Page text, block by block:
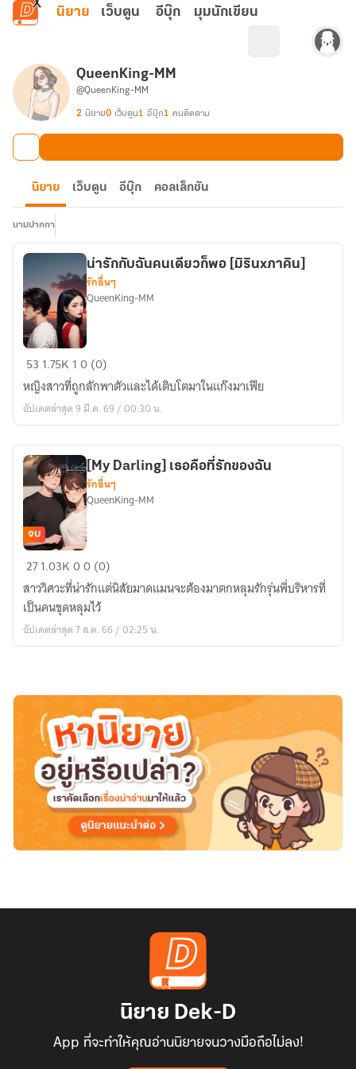
ข้ามไปยังเนื้อหาหลัก
นิยาย เว็บตูน อีบุ๊ก มุมนักเขียน
QueenKing-MM
@QueenKing-MM
2 นิยาย0 เว็บตูน1 อีบุ๊ก1 คนติดตาม
นิยาย เว็บตูน อีบุ๊ก คอลเล็กชัน
นามปากกา
น่า
รัก
กับ
ฉัน
เดียว
ก็พอ
[มิ
รินxภาคิ
น]
น่ารักกับฉันคนเดียวก็พอ [มิรินxภาคิน]
รักอื่นๆ
QueenKing-MM
53 1.75K 10 (0)
หญิงสาวที่ถูกลักพาตัวและได้เติบโตมาในแก๊งมาเฟีย
อัปเดตล่าสุด 9 มี.ค. 69 / 00:30 น.
[My
Darling]
เธอ
คือ
ที่รัก
จบ
[My Darling] เธอคือที่รักของฉัน
รักอื่นๆ
QueenKing-MM
271.03K00 (0)
สาววิศวะที่น่ารักแต่นิสัยมาดแมนจะต้องมาตกหลุมรักรุ่นพี่บริหารที่
เป็นคนขุดหลุมไว้
อัปเดตล่าสุด 7 ส.ค. 66 / 02:25 น.
นิยาย Dek-D
App ที่จะทำให้คุณอ่านนิยายจนวางมือถือไม่ลง!